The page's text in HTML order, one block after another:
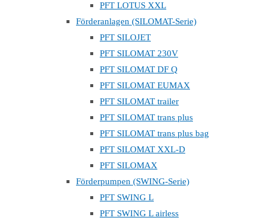
PFT LOTUS XXL
Förderanlagen (SILOMAT-Serie)
PFT SILOJET
PFT SILOMAT 230V
PFT SILOMAT DF Q
PFT SILOMAT EUMAX
PFT SILOMAT trailer
PFT SILOMAT trans plus
PFT SILOMAT trans plus bag
PFT SILOMAT XXL-D
PFT SILOMAX
Förderpumpen (SWING-Serie)
PFT SWING L
PFT SWING L airless